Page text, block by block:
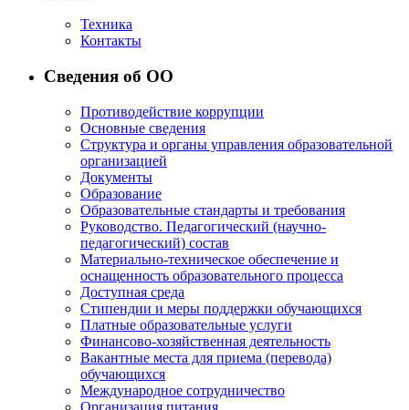
Техника
Контакты
Сведения об ОО
Противодействие коррупции
Основные сведения
Структура и органы управления образовательной
организацией
Документы
Образование
Образовательные стандарты и требования
Руководство. Педагогический (научно-
педагогический) состав
Материально-техническое обеспечение и
оснащенность образовательного процесса
Доступная среда
Стипендии и меры поддержки обучающихся
Платные образовательные услуги
Финансово-хозяйственная деятельность
Вакантные места для приема (перевода)
обучающихся
Международное сотрудничество
Организация питания